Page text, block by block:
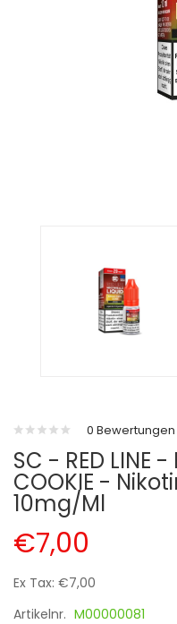
0 Bewertungen
SC - RED LINE -
COOKIE -
10mg/ml
€7,00
Ex Tax: €7,00
Artikelnr. M00000081